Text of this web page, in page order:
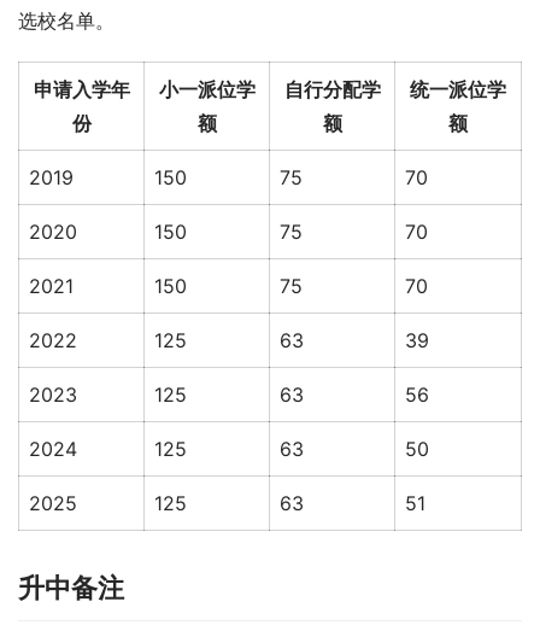
选校名单。
申请入学年
份
小一派位学
额
自行分配学
额
统一派位学
额
2019 150 75 70
2020 150 75 70
2021 150 75 70
2022 125 63 39
2023 125 63 56
2024 125 63 50
2025 125 63 51
升中备注